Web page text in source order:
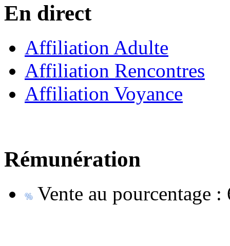
En direct
Affiliation Adulte
Affiliation Rencontres
Affiliation Voyance
Rémunération
Vente au pourcentage :